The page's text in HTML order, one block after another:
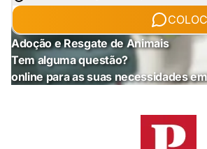
Adoção e Resgate de Animais
Tem alguma questão?
online para as suas necessidades